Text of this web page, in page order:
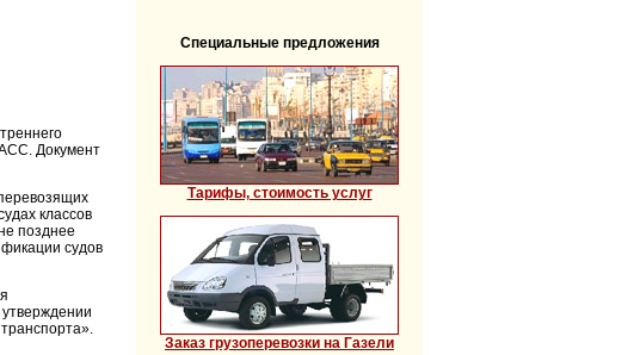
Документ
классов
позднее
судов
Специальные предложения
Тарифы, стоимость услуг
Заказ грузоперевозки на Газели